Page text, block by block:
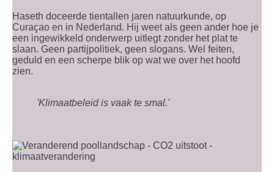
Haseth doceerde tientallen jaren natuurkunde, op
Curaçao en in Nederland. Hij weet als geen ander hoe je
een ingewikkeld onderwerp uitlegt zonder het plat te
slaan. Geen partijpolitiek, geen slogans. Wel feiten,
geduld en een scherpe blik op wat we over het hoofd
zien.
'Klimaatbeleid is vaak te smal.'